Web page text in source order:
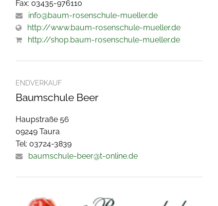
Fax: 03435-976110
info@baum-rosenschule-mueller.de
http://www.baum-rosenschule-mueller.de
http://shop.baum-rosenschule-mueller.de
ENDVERKAUF
Baumschule Beer
Haupstraße 56
09249 Taura
Tel: 03724-3839
baumschule-beer@t-online.de